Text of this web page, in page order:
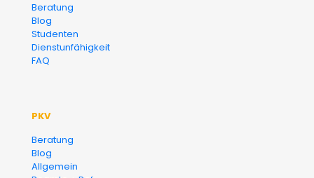
Beratung
Blog
Studenten
Dienstunfähigkeit
FAQ
PKV
Beratung
Blog
Allgemein